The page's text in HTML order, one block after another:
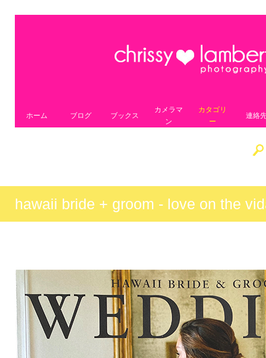
ホーム ブログ ブックス
カメラマ
ン
カタゴリ
ー
連絡
hawaii bride + groom - love on the